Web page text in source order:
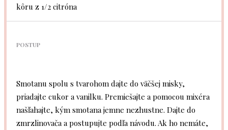
kôru z 1/2 citróna
POSTUP
Smotanu spolu s tvarohom dajte do väčšej misky,
priadajte cukor a vanilku. Premiešajte a pomocou mixéra
našľahajte, kým smotana jemne nezhustne. Dajte do
zmrzlinovača a postupujte podľa návodu. Ak ho nemáte,